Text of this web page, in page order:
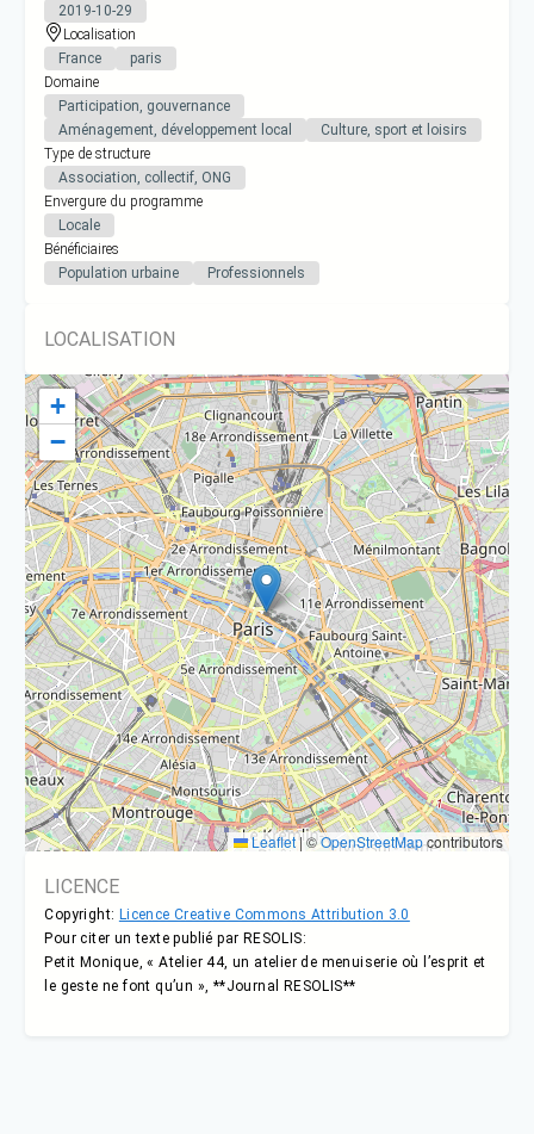
2019-10-29
Localisation
France
paris
Domaine
Participation, gouvernance
Aménagement, développement local
Culture, sport et loisirs
Type de structure
Association, collectif, ONG
Envergure du programme
Locale
Bénéficiaires
Population urbaine
Professionnels
LOCALISATION
+
−
Leaflet |©OpenStreetMapcontributors
LICENCE
Copyright: Licence Creative Commons Attribution 3.0
Pour citer un texte publié par RESOLIS:
Petit Monique, « Atelier 44, un atelier de menuiserie où l’esprit et
le geste ne font qu’un », **Journal RESOLIS**